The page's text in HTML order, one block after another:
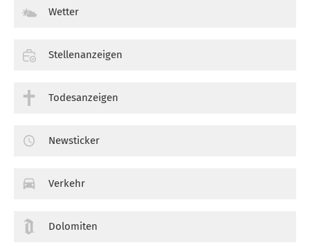
Wetter
Stellenanzeigen
Todesanzeigen
Newsticker
Verkehr
Dolomiten